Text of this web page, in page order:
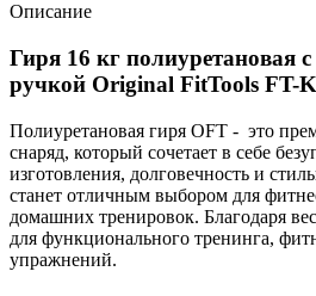
Описание
Гиря 16 кг полиуретановая
ручкой Original FitTools FT-
Полиуретановая гиря OFT - это
снаряд, который сочетает в себе
изготовления, долговечность и
станет отличным выбором для
домашних тренировок. Благодаря
для функционального тренинга,
упражнений.